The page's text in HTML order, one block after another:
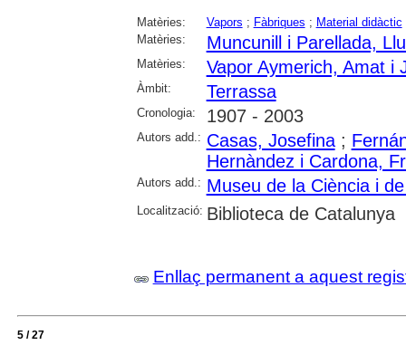
Matèries: Vapors ; Fàbriques ; Material didàctic
Matèries:
Muncunill i Parellada,
Matèries: Vapor Aymerich, Amat i
Àmbit: Terrassa
Cronologia: 1907 - 2003
Autors add.: Casas, Josefina;
Hernàndez i Cardona,
Autors add.: Museu de la Ciència i
Localització: Biblioteca de Catalunya
Enllaç permanent a aquest
5 / 27